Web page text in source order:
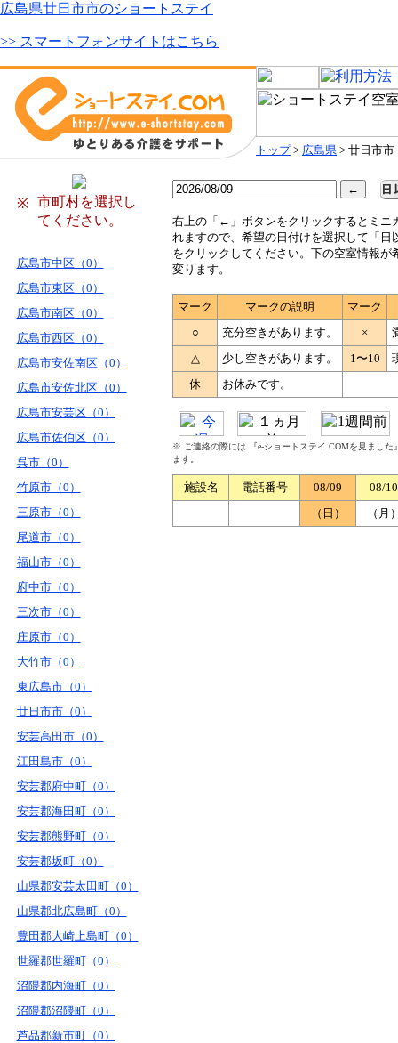
広島県廿日市市のショートステイ
>> スマートフォンサイトはこちら
トップ> 広島県 > 廿日市市
※
市町村を選択し
てください。
広島市中区（0）
広島市東区（0）
広島市南区（0）
広島市西区（0）
広島市安佐南区（0）
広島市安佐北区（0）
広島市安芸区（0）
広島市佐伯区（0）
呉市（0）
竹原市（0）
三原市（0）
尾道市（0）
福山市（0）
府中市（0）
三次市（0）
庄原市（0）
大竹市（0）
東広島市（0）
廿日市市（0）
安芸高田市（0）
江田島市（0）
安芸郡府中町（0）
安芸郡海田町（0）
安芸郡熊野町（0）
安芸郡坂町（0）
山県郡安芸太田町（0）
山県郡北広島町（0）
豊田郡大崎上島町（0）
世羅郡世羅町（0）
沼隈郡内海町（0）
沼隈郡沼隈町（0）
芦品郡新市町（0）
右上の「←」ボタンをクリックするとミニ
れますので、希望の日付けを選択して「日
をクリックしてください。下の空室情報が
変ります。
マーク マークの説明
マーク
○
充分空きがあります。 ×
△
少し空きがあります。 1〜10
休
お休みです。
※ ご連絡の際には 『e-ショートステイ.COMを見まし
ます。
施設名 電話番号 08/09
08/10
（日）
（月